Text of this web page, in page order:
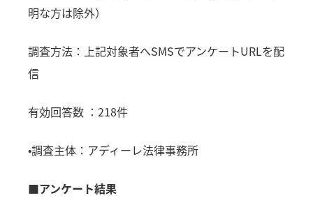
明な方は除外）
調査方法：上記対象者へSMSでアンケートURLを配
信
有効回答数 ：218件
•調査主体：アディーレ法律事務所
■アンケート結果